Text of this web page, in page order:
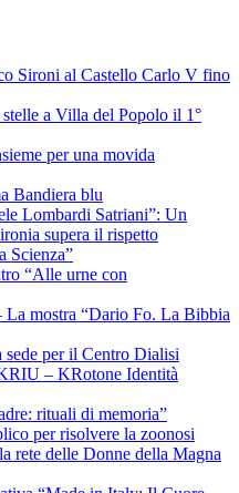
Sironi al Castello Carlo V fino
a Villa del Popolo il 1°
per una movida
Bandiera blu
Lombardi Satriani”: Un
supera il rispetto
Scienza”
“Alle urne con
mostra “Dario Fo. La Bibbia
per il Centro Dialisi
– KRotone Identità
rituali di memoria”
per risolvere la zoonosi
rete delle Donne della Magna